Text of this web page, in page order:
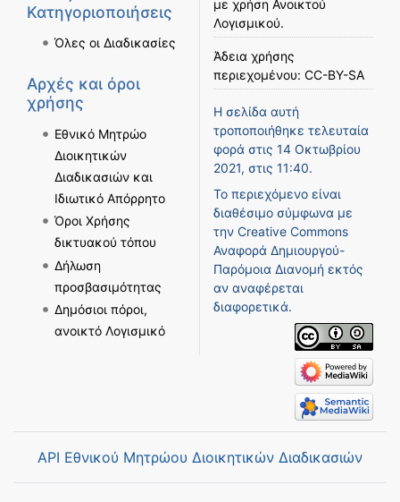
Κατηγοριοποιήσεις
Όλες οι Διαδικασίες
Αρχές και όροι
χρήσης
Εθνικό Μητρώο
Διοικητικών
Διαδικασιών και
Ιδιωτικό Απόρρητο
Όροι Χρήσης
δικτυακού τόπου
Δήλωση
προσβασιμότητας
Δημόσιοι πόροι,
ανοικτό Λογισμικό
με χρήση Ανοικτού
Λογισμικού.
Άδεια χρήσης
περιεχομένου: CC-BY-SA
Η σελίδα αυτή
τροποποιήθηκε τελευταία
φορά στις 14 Οκτωβρίου
2021, στις 11:40.
Το περιεχόμενο είναι
διαθέσιμο σύμφωνα με
την Creative Commons
Αναφορά Δημιουργού-
Παρόμοια Διανομή εκτός
αν αναφέρεται
διαφορετικά.
API Εθνικού Μητρώου Διοικητικών Διαδικασιών